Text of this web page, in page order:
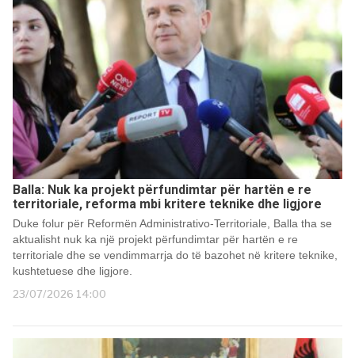
Balla: Nuk ka projekt përfundimtar për hartën e re
territoriale, reforma mbi kritere teknike dhe ligjore
Duke folur për Reformën Administrativo-Territoriale, Balla tha se
aktualisht nuk ka një projekt përfundimtar për hartën e re
territoriale dhe se vendimmarrja do të bazohet në kritere teknike,
kushtetuese dhe ligjore.
23/07/2026 14:00